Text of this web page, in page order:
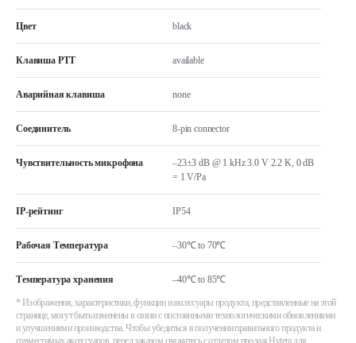
Цвет black
Клавиша РТТ available
Аварийная клавиша none
Соединитель 8-pin connector
Чувствительность микрофона
–23±3 dB @ 1 kHz 3.0 V 2.2 K, 0 dB
= 1 V/Pa
IP-рейтинг IP54
Рабочая Температура –30℃ to 70℃
Температура хранения –40℃ to 85℃
* Изображения, характеристики, функции и аксессуары продукта, представленные на этой
странице, могут быть изменены в связи с постоянными технологическими обновлениями
и улучшениями производства. Чтобы убедиться в получении правильного продукта и
совместимых аксессуаров, перед заказом свяжитесь с отделом продаж Hytera для